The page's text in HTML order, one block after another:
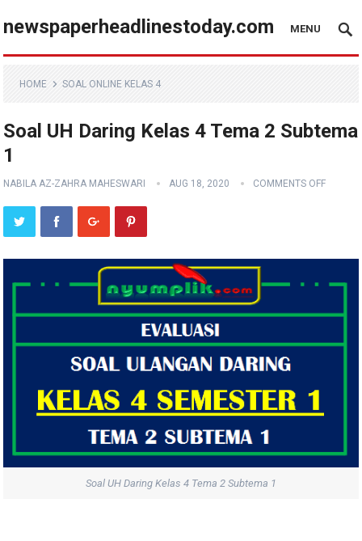
newspaperheadlinestoday.com MENU
HOME SOAL ONLINE KELAS 4
Soal UH Daring Kelas 4 Tema 2 Subtema
1
NABILA AZ-ZAHRA MAHESWARI AUG 18, 2020 COMMENTS OFF
Soal UH Daring Kelas 4 Tema 2 Subtema 1